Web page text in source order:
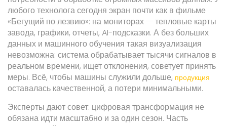
любого технолога сегодня экран почти как в фильме
«Бегущий по лезвию»: на мониторах — тепловые карты
завода, графики, отчеты, AI-подсказки. А без больших
данных и машинного обучения такая визуализация
невозможна: система обрабатывает тысячи сигналов в
реальном времени, ищет отклонения, советует принять
меры. Всё, чтобы машины служили дольше, продукция
оставалась качественной, а потери минимальными.
Эксперты дают совет: цифровая трансформация не
обязана идти масштабно и за один сезон. Часть